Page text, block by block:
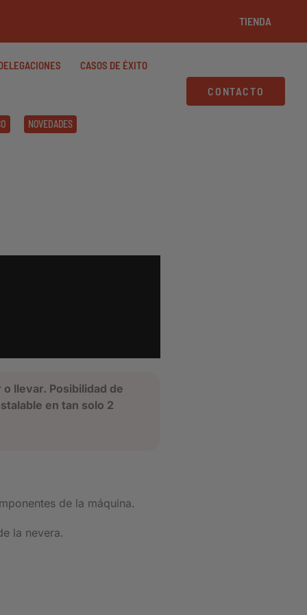
TIENDA
CASOS DE ÉXITO
NOVEDADES
CONTACTO
llevar. Posibilidad de
en tan solo 2
de la máquina.
la nevera.